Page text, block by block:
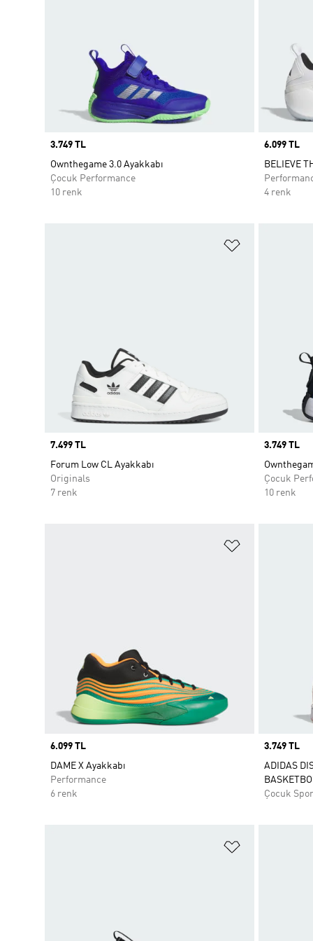
Price
3.749 TL
Ownthegame 3.0 Ayakkabı
Çocuk Performance
10 renk
Price
6.099 TL
BELIEVE
4 renk
Price
7.499 TL
Forum Low CL Ayakkabı
Originals
7 renk
Price
3.749 TL
Çocuk
10 renk
Price
6.099 TL
DAME X Ayakkabı
Performance
6 renk
Price
3.749 TL
ADIDAS
Çocuk